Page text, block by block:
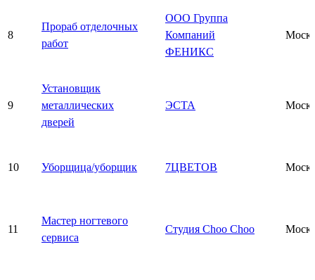
8
Прораб отделочных
работ
ООО Группа
Компаний
ФЕНИКС
9
Установщик
металлических
дверей
ЭСТА
10 Уборщица/уборщик 7ЦВЕТОВ
11
Мастер ногтевого
сервиса
Студия Choo Choo